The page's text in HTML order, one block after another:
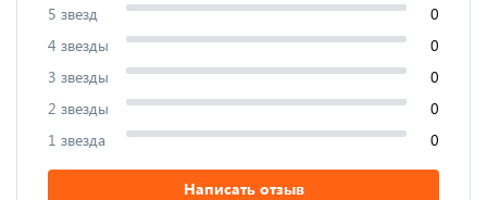
5 звезд
0
4 звезды
0
3 звезды
0
2 звезды
0
1 звезда
0
Написать отзыв